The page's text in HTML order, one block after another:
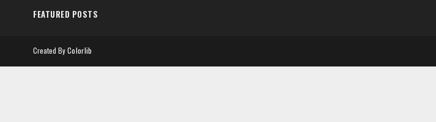
FEATURED POSTS
Created ByColorlib